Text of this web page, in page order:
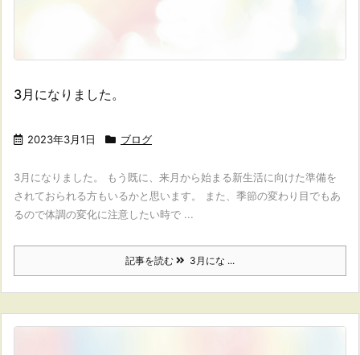
3月になりました。
2023年3月1日 ブログ
3月になりました。 もう既に、来月から始まる新生活に向けた準備を
されておられる方もいるかと思います。 また、季節の変わり目でもあ
るので体調の変化に注意したい時で ...
記事を読む 3月にな ...